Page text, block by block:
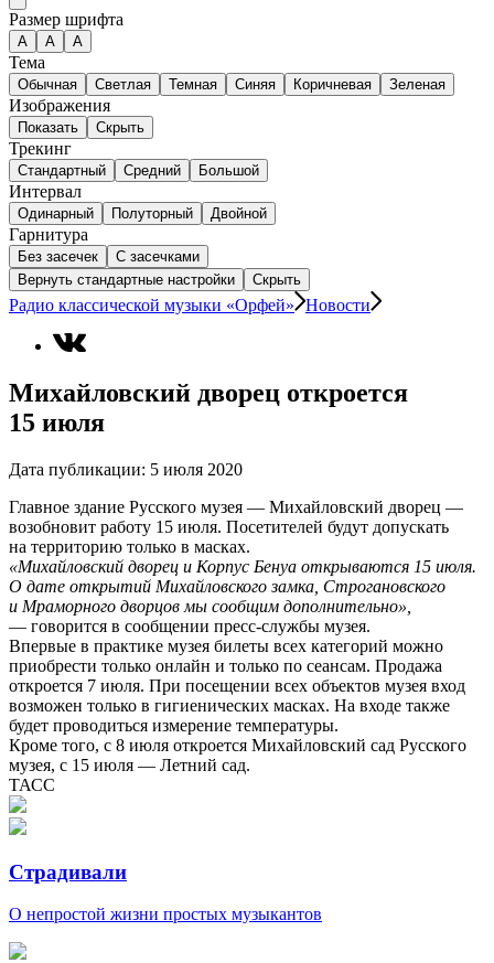
Размер шрифта
А A A
Тема
Обычная Светлая Темная Синяя Коричневая Зеленая
Изображения
Показать Скрыть
Трекинг
Стандартный Средний Большой
Интервал
Одинарный Полуторный Двойной
Гарнитура
Без засечек
С засечками
Вернуть стандартные настройки
Скрыть
Радио классической музыки «Орфей» Новости
Михайловский дворец откроется
15 июля
Дата публикации: 5 июля 2020
Главное здание Русского музея — Михайловский дворец —
возобновит работу 15 июля. Посетителей будут допускать
на территорию только в масках.
«Михайловский дворец и Корпус Бенуа открываются 15 июля.
О дате открытий Михайловского замка, Строгановского
и Мраморного дворцов мы сообщим дополнительно»,
— говорится в сообщении пресс-службы музея.
Впервые в практике музея билеты всех категорий можно
приобрести только онлайн и только по сеансам. Продажа
откроется 7 июля. При посещении всех объектов музея вход
возможен только в гигиенических масках. На входе также
будет проводиться измерение температуры.
Кроме того, с 8 июля откроется Михайловский сад Русского
музея, с 15 июля — Летний сад.
ТАСС
Страдивали
О непростой жизни простых музыкантов